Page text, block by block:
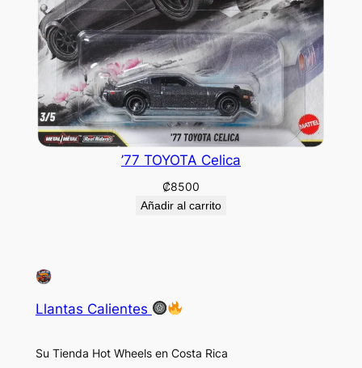
’77 TOYOTA Celica
₡8500
Añadir al carrito
Llantas Calientes
Su Tienda Hot Wheels en Costa Rica